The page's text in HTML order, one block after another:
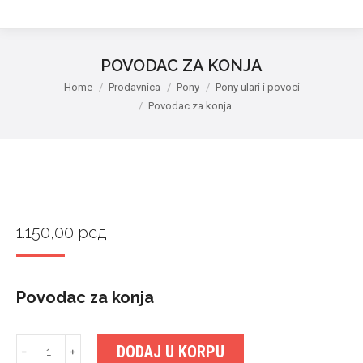
POVODAC ZA KONJA
You are here:
Home Prodavnica Pony
Pony ulari i povoci
Povodac za konja
1.150,00 рсд
Povodac za konja
﹣ ﹢ DODAJ U KORPU